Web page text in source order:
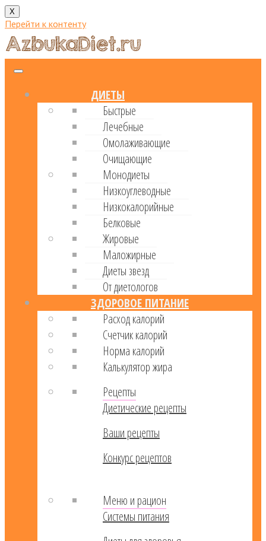
X
Перейти к контенту
ДИЕТЫ
Быстрые
Лечебные
Омолаживающие
Очищающие
Монодиеты
Низкоуглеводные
Низкокалорийные
Белковые
Жировые
Маложирные
Диеты звезд
От диетологов
ЗДОРОВОЕ ПИТАНИЕ
Расход калорий
Cчетчик калорий
Норма калорий
Калькулятор жира
Рецепты
Диетические рецепты
Ваши рецепты
Конкурс рецептов
Меню и рацион
Системы питания